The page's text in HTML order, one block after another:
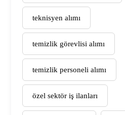
teknisyen alımı
temizlik görevlisi alımı
temizlik personeli alımı
özel sektör iş ilanları